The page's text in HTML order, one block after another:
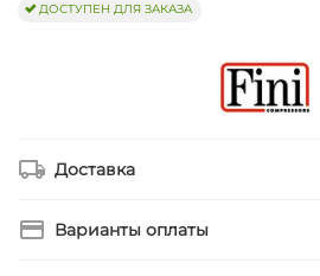
ДОСТУПЕН ДЛЯ ЗАКАЗА
Доставка
Варианты оплаты